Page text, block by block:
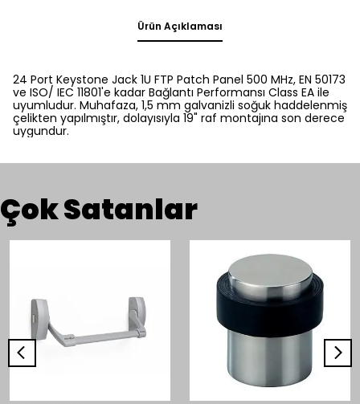
Ürün Açıklaması
24 Port Keystone Jack 1U FTP Patch Panel 500 MHz, EN 50173
ve ISO/ IEC 11801'e kadar Bağlantı Performansı Class EA ile
uyumludur. Muhafaza, 1,5 mm galvanizli soğuk haddelenmiş
çelikten yapılmıştır, dolayısıyla 19" raf montajına son derece
uygundur.
Çok Satanlar